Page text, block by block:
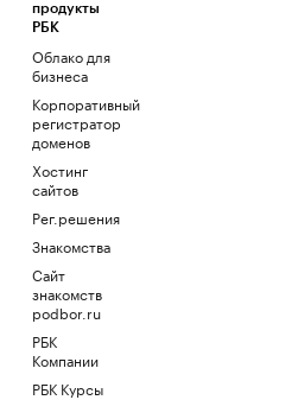
продукты
РБК
Облако для
бизнеса
Корпоративный
регистратор
доменов
Хостинг
сайтов
Рег.решения
Знакомства
Сайт
знакомств
podbor.ru
РБК
Компании
РБК Курсы